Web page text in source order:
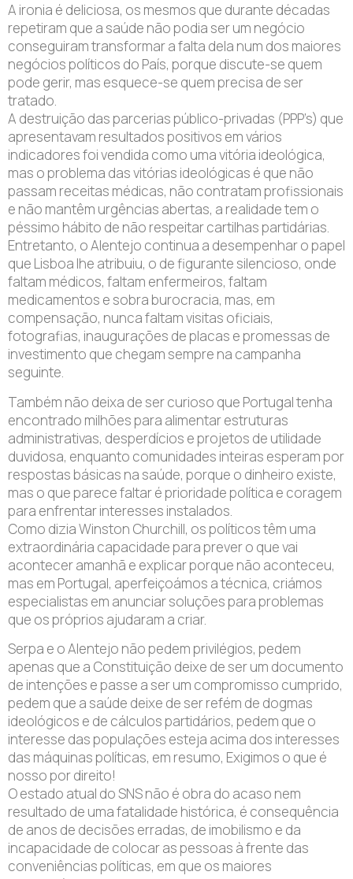
A ironia é deliciosa, os mesmos que durante décadas
repetiram que a saúde não podia ser um negócio
conseguiram transformar a falta dela num dos maiores
negócios políticos do País, porque discute-se quem
pode gerir, mas esquece-se quem precisa de ser
tratado.
A destruição das parcerias público-privadas (PPP’s) que
apresentavam resultados positivos em vários
indicadores foi vendida como uma vitória ideológica,
mas o problema das vitórias ideológicas é que não
passam receitas médicas, não contratam profissionais
e não mantêm urgências abertas, a realidade tem o
péssimo hábito de não respeitar cartilhas partidárias.
Entretanto, o Alentejo continua a desempenhar o papel
que Lisboa lhe atribuiu, o de figurante silencioso, onde
faltam médicos, faltam enfermeiros, faltam
medicamentos e sobra burocracia, mas, em
compensação, nunca faltam visitas oficiais,
fotografias, inaugurações de placas e promessas de
investimento que chegam sempre na campanha
seguinte.
Também não deixa de ser curioso que Portugal tenha
encontrado milhões para alimentar estruturas
administrativas, desperdícios e projetos de utilidade
duvidosa, enquanto comunidades inteiras esperam por
respostas básicas na saúde, porque o dinheiro existe,
mas o que parece faltar é prioridade política e coragem
para enfrentar interesses instalados.
Como dizia Winston Churchill, os políticos têm uma
extraordinária capacidade para prever o que vai
acontecer amanhã e explicar porque não aconteceu,
mas em Portugal, aperfeiçoámos a técnica, criámos
especialistas em anunciar soluções para problemas
que os próprios ajudaram a criar.
Serpa e o Alentejo não pedem privilégios, pedem
apenas que a Constituição deixe de ser um documento
de intenções e passe a ser um compromisso cumprido,
pedem que a saúde deixe de ser refém de dogmas
ideológicos e de cálculos partidários, pedem que o
interesse das populações esteja acima dos interesses
das máquinas políticas, em resumo, Exigimos o que é
nosso por direito!
O estado atual do SNS não é obra do acaso nem
resultado de uma fatalidade histórica, é consequência
de anos de decisões erradas, de imobilismo e da
incapacidade de colocar as pessoas à frente das
conveniências políticas, em que os maiores